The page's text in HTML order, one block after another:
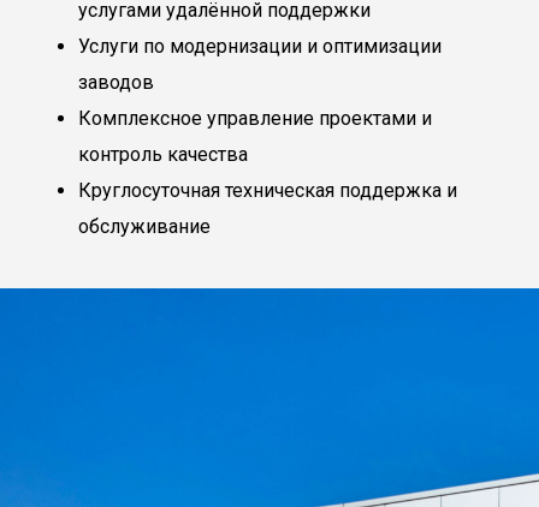
услугами удалённой поддержки
Услуги по модернизации и оптимизации
заводов
Комплексное управление проектами и
контроль качества
Круглосуточная техническая поддержка и
обслуживание